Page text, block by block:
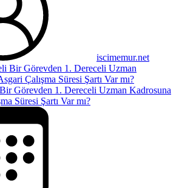
iscimemur.net
Görevden 1. Dereceli Uzman Kadrosuna
Süresi Şartı Var mı?